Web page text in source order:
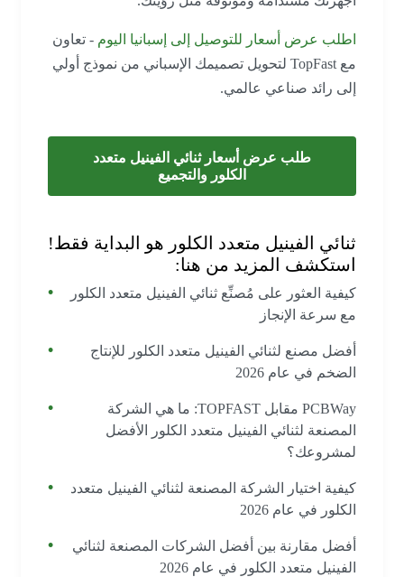
اطلب عرض أسعار للتوصيل إلى إسبانيا اليوم - تعاون
مع TopFast لتحويل تصميمك الإسباني من نموذج أولي
إلى رائد صناعي عالمي.
طلب عرض أسعار ثنائي الفينيل متعدد
الكلور والتجميع
ثنائي الفينيل متعدد الكلور هو البداية فقط!
استكشف المزيد من هنا:
كيفية العثور على مُصنِّع ثنائي الفينيل متعدد الكلور
مع سرعة الإنجاز
أفضل مصنع لثنائي الفينيل متعدد الكلور للإنتاج
الضخم في عام 2026
PCBWay مقابل TOPFAST: ما هي الشركة
المصنعة لثنائي الفينيل متعدد الكلور الأفضل
لمشروعك؟
كيفية اختيار الشركة المصنعة لثنائي الفينيل متعدد
الكلور في عام 2026
أفضل مقارنة بين أفضل الشركات المصنعة لثنائي
الفينيل متعدد الكلور في عام 2026